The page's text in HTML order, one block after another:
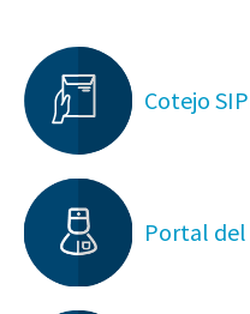
Cotejo
Portal